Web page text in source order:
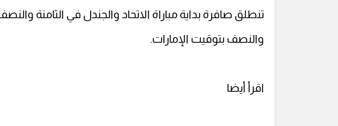
تنطلق صافرة بداية مباراة الاتحاد والجندل في الثامنة
والنصف بتوقيت الإمارات.
اقرأ أيضا